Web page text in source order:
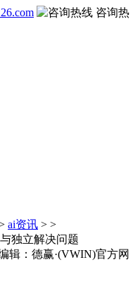
咨询热
ai资讯 > >
独立解决问题
辑：德赢·(VWIN)官方网